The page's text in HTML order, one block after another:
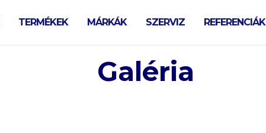
TERMÉKEK MÁRKÁK SZERVIZ REFERENCIÁK
Galéria